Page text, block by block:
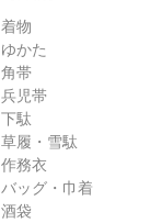
着物
ゆかた
角帯
兵児帯
下駄
草履・雪駄
作務衣
バッグ・巾着
酒袋